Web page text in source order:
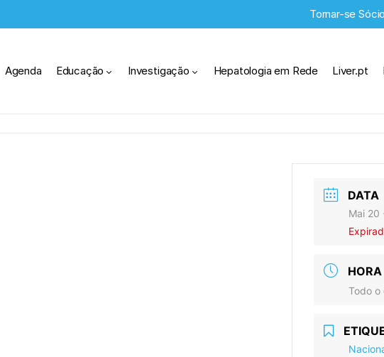
Tornar-se Sócio
Agenda Educação Investigação Hepatologia em Rede Liver.pt
DATA
Mai 20
HORA
Todo o